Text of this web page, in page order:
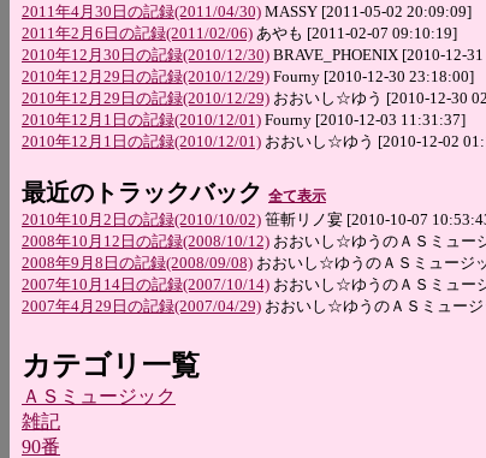
2011年4月30日の記録(2011/04/30) MASSY [2011-05-02 20:09:09]
2011年2月6日の記録(2011/02/06) あやも [2011-02-07 09:10:19]
2010年12月30日の記録(2010/12/30) BRAVE_PHOENIX [2010-12-
2010年12月29日の記録(2010/12/29) Fourny [2010-12-30 23:18:00]
2010年12月29日の記録(2010/12/29) おおいし☆ゆう [2010-12-30
2010年12月1日の記録(2010/12/01) Fourny [2010-12-03 11:31:37]
2010年12月1日の記録(2010/12/01) おおいし☆ゆう [2010-12-02
最近のトラックバック 全て表示
2010年10月2日の記録(2010/10/02) 笹斬リノ宴 [2010-10-07
2008年10月12日の記録(2008/10/12) おおいし☆ゆうのＡＳミュー
2008年9月8日の記録(2008/09/08) おおいし☆ゆうのＡＳミュージ
2007年10月14日の記録(2007/10/14) おおいし☆ゆうのＡＳミュー
2007年4月29日の記録(2007/04/29) おおいし☆ゆうのＡＳミュージ
カテゴリ一覧
ＡＳミュージック
雑記
90番